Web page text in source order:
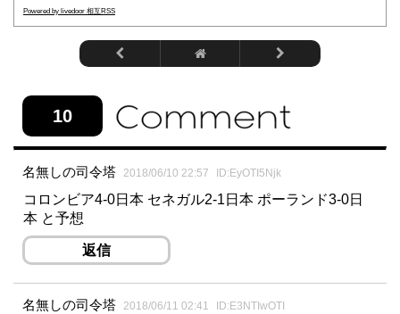
Powered by livedoor 相互RSS
10
名無しの司令塔 2018/06/10 22:57 ID:EyOTI5Njk
コロンビア4-0日本 セネガル2-1日本 ポーランド3-0日
本 と予想
返信
名無しの司令塔 2018/06/11 02:41 ID:E3NTIwOTI